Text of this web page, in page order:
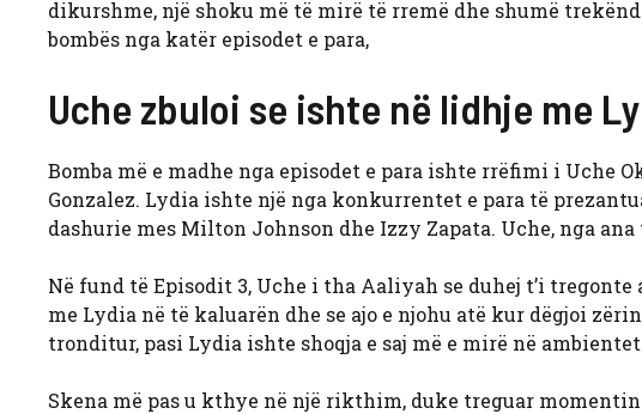
dikurshme, një shoku më të mirë të rremë dhe shumë
bombës nga katër episodet e para,
Uche zbuloi se ishte në lidhje me
Bomba më e madhe nga episodet e para ishte rrëfimi i Uche
Gonzalez. Lydia ishte një nga konkurrentet e para të
dashurie mes Milton Johnson dhe Izzy Zapata. Uche, nga
Në fund të Episodit 3, Uche i tha Aaliyah se duhej t’i
me Lydia në të kaluarën dhe se ajo e njohu atë kur dëgjoi
tronditur, pasi Lydia ishte shoqja e saj më e mirë në
Skena më pas u kthye në një rikthim, duke treguar